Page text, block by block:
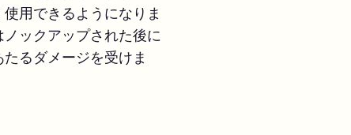
用できるようになりま
ックアップされた後に
るダメージを受けま